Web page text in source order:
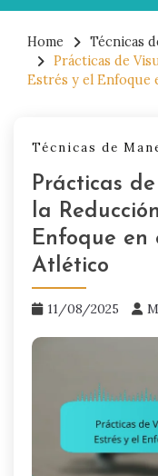
content
Home
Técnicas
Prácticas de
Estrés y el Enfoque
Técnicas de
Prácticas
la
Enfoque en
Atlético
11/08/2025